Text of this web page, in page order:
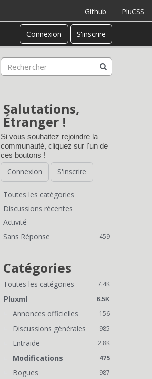
PluCSS
Github
Connexion S'inscrire
Salutations,
Étranger !
Si vous souhaitez rejoindre la
communauté, cliquez sur l'un de
ces boutons !
Connexion S'inscrire
L
i
e
n
s
r
Toutes les catégories
Discussions récentes
Activité
Sans Réponse
459
Catégories
7.4K
Toutes les catégories
6.5K
Pluxml
156
Annonces officielles
985
Discussions générales
2.8K
Entraide
475
Modifications
987
Bogues